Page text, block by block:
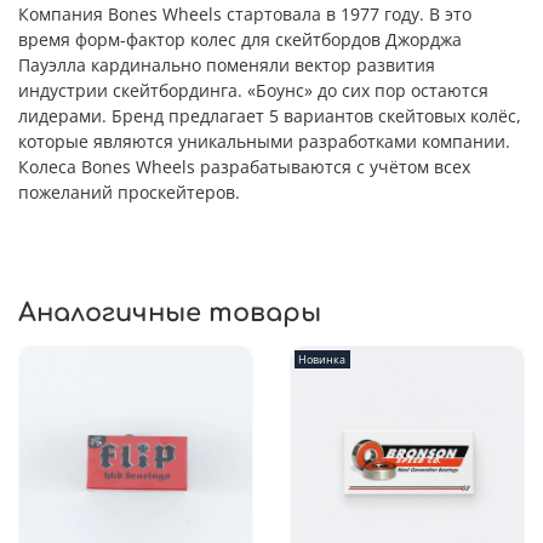
Компания Bones Wheels стартовала в 1977 году. В это
время форм-фактор колес для скейтбордов Джорджа
Пауэлла кардинально поменяли вектор развития
индустрии скейтбординга. «Боунс» до сих пор остаются
лидерами. Бренд предлагает 5 вариантов скейтовых колёс,
которые являются уникальными разработками компании.
Колеса Bones Wheels разрабатываются с учётом всех
пожеланий проскейтеров.
Аналогичные товары
Новинка